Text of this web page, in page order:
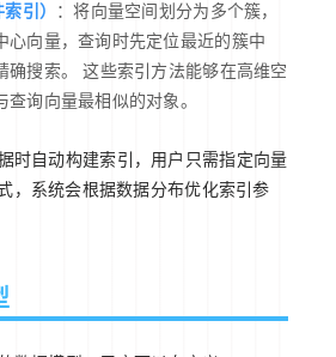
引）
：将向量空间划分为多个簇，
心向量，查询时先定位最近的簇中
确搜索。 这些索引方法能够在高维空
查询向量最相似的对象。
时自动构建索引，用户只需指定向量
，系统会根据数据分布优化索引参